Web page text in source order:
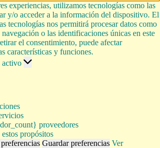
experiencias, utilizamos tecnologías como las
y/o acceder a la información del dispositivo. El
tecnologías nos permitirá procesar datos como
o las identificaciones únicas en este
el consentimiento, puede afectar
características y funciones.
activo
proveedores
propósitos
Guardar preferencias Ver